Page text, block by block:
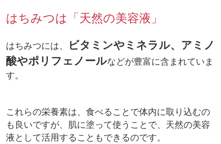
はちみつは「天然の美容液」
はちみつには、
ビタミンやミネラル、アミノ
酸やポリフェノールなどが豊富に含まれていま
す。
これらの栄養素は、食べることで体内に取り込むの
も良いですが、肌に塗って使うことで、天然の美容
液として活用することもできるのです。